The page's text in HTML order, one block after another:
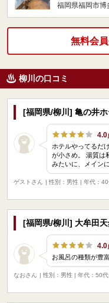
福岡県福岡市
無料会
柳川の口コミ
[福岡県/柳川] 亀の井ホ
4.0
ホテルやってるだ
が小さめ。 湯質は
みたいに、メイン
ゲストさん
| 性別：男性 | 年代：40
[福岡県/柳川] 大牟田
4.0
お風呂の種類が豊
なおさん
| 性別：男性 | 年代：50代